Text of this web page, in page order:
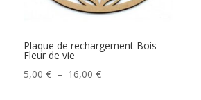
Plaque de rechargement Bois
Fleur de vie
5,00 € – 16,00 €Plage